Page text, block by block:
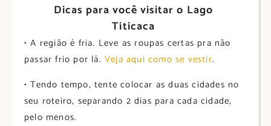
Dicas para você visitar o Lago
Titicaca
• A região é fria. Leve as roupas certas pra não
passar frio por lá. Veja aqui como se vestir.
• Tendo tempo, tente colocar as duas cidades no
seu roteiro, separando 2 dias para cada cidade,
pelo menos.